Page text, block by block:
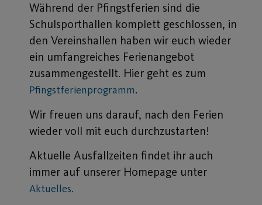
Während der Pfingstferien sind die
Schulsporthallen komplett geschlossen, in
den Vereinshallen haben wir euch wieder
ein umfangreiches Ferienangebot
zusammengestellt. Hier geht es zum
Pfingstferienprogramm.
Wir freuen uns darauf, nach den Ferien
wieder voll mit euch durchzustarten!
Aktuelle Ausfallzeiten findet ihr auch
immer auf unserer Homepage unter
Aktuelles.